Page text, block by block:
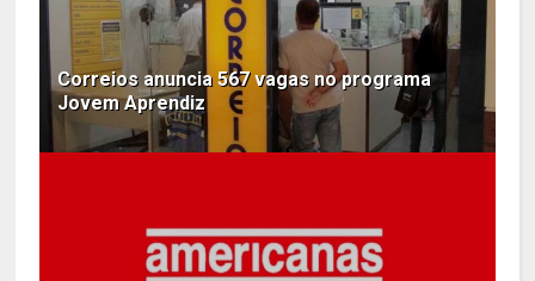
Correios anuncia 567 vagas no programa
Jovem Aprendiz